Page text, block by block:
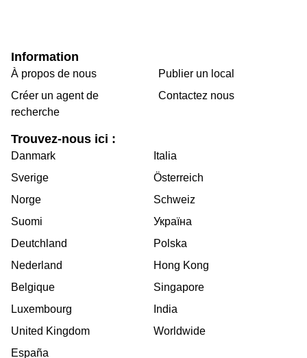
Information
À propos de nous
Créer un agent de
recherche
Publier un local
Contactez nous
Trouvez-nous ici :
Danmark
Sverige
Norge
Suomi
Deutchland
Nederland
Belgique
Luxembourg
United Kingdom
España
Italia
Österreich
Schweiz
Україна
Polska
Hong Kong
Singapore
India
Worldwide